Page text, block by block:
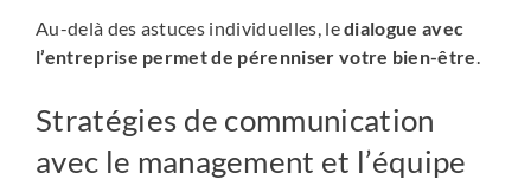
Au-delà des astuces individuelles, ledialogue avec
l’entreprise permet de pérenniser votre bien-être.
Stratégies de communication
avec le management et l’équipe